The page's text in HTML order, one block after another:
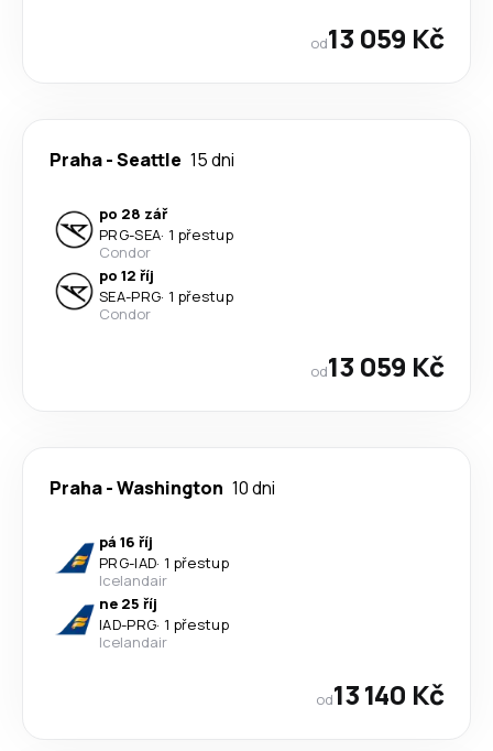
od13 059 Kč
Praha-Seattle 15 dni
po 28 zář
PRG-SEA· 1 přestup
Condor
po 12 říj
SEA-PRG· 1 přestup
Condor
od13 059 Kč
Praha-Washington 10 dni
pá 16 říj
PRG-IAD· 1 přestup
Icelandair
ne 25 říj
IAD-PRG· 1 přestup
Icelandair
od13 140 Kč